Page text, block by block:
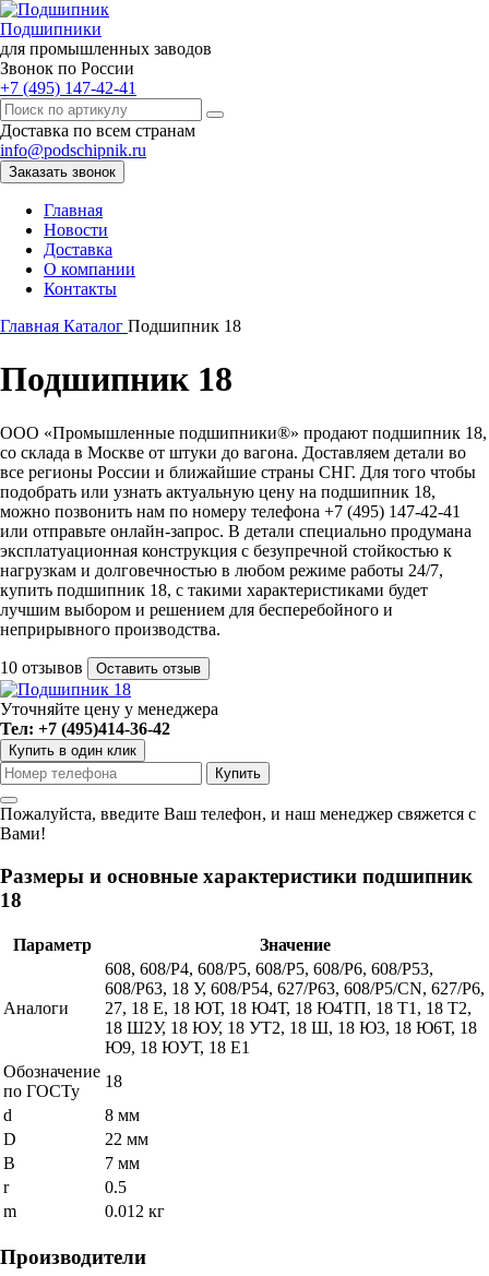
Подшипники
для промышленных заводов
Звонок по России
+7 (495) 147-42-41
Доставка по всем странам
info@podschipnik.ru
Заказать звонок
Главная
Новости
Доставка
О компании
Контакты
Главная Каталог Подшипник 18
Подшипник 18
ООО «Промышленные подшипники®» продают подшипник 18,
со склада в Москве от штуки до вагона. Доставляем детали во
все регионы России и ближайшие страны СНГ. Для того чтобы
подобрать или узнать актуальную цену на подшипник 18,
можно позвонить нам по номеру телефона +7 (495) 147-42-41
или отправьте онлайн-запрос. В детали специально продумана
эксплатуационная конструкция с безупречной стойкостью к
нагрузкам и долговечностью в любом режиме работы 24/7,
купить подшипник 18, с такими характеристиками будет
лучшим выбором и решением для бесперебойного и
неприрывного производства.
10 отзывов Оставить отзыв
Уточняйте цену у менеджера
Тел: +7 (495)414-36-42
Купить в один клик
Пожалуйста, введите Ваш телефон, и наш менеджер свяжется с
Вами!
Размеры и основные характеристики подшипник
18
Параметр Значение
Аналоги
608, 608/P4, 608/P5, 608/Р5, 608/P6, 608/P53,
608/P63, 18 У, 608/P54, 627/P63, 608/P5/CN, 627/P6,
27, 18 Е, 18 ЮТ, 18 Ю4Т, 18 Ю4ТП, 18 Т1, 18 Т2,
18 Ш2У, 18 ЮУ, 18 УТ2, 18 Ш, 18 Ю3, 18 Ю6Т, 18
Ю9, 18 ЮУТ, 18 Е1
Обозначение
по ГОСТу
18
d
8 мм
D
22 мм
B
7 мм
r
0.5
m
0.012 кг
Производители